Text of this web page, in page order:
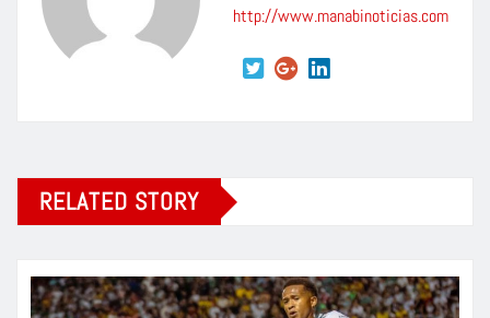
http://www.manabinoticias.com
RELATED STORY